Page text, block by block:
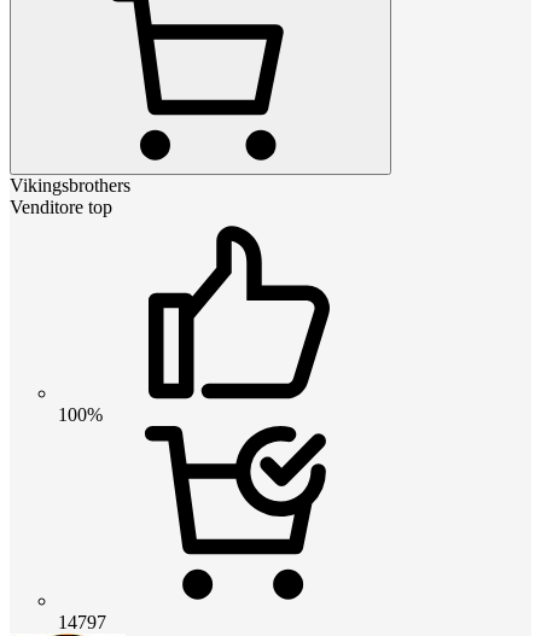
Vikingsbrothers
Venditore top
100%
14797